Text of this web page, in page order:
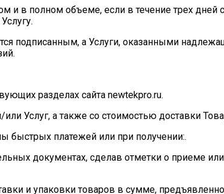
и в полном объеме, если в течение трех дней
подписанным, а Услуги, оказанными
разделах сайта newtekpro.ru.
Услуг, а также со стоимостью доставки
быстрых платежей или при получении:.
документах, сделав отметки о приеме
и упаковки товаров в сумме,